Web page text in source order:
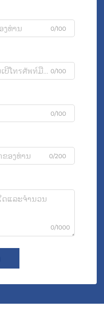
0/100
0/100
0/100
0/200
0/1000